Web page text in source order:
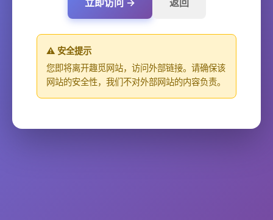
立即访问 → 返回
⚠️ 安全提示
您即将离开趣觅网站，访问外部链接。请确保该
网站的安全性，我们不对外部网站的内容负责。